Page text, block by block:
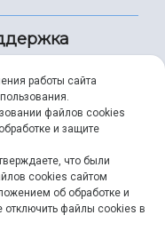
99
работы сайта
файлов cookies
и защите
что были
cookies сайтом
об обработке и
файлы cookies в